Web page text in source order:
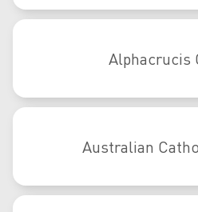
Alphacrucis
Australian